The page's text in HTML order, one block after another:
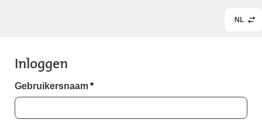
NL
Inloggen
Gebruikersnaam*